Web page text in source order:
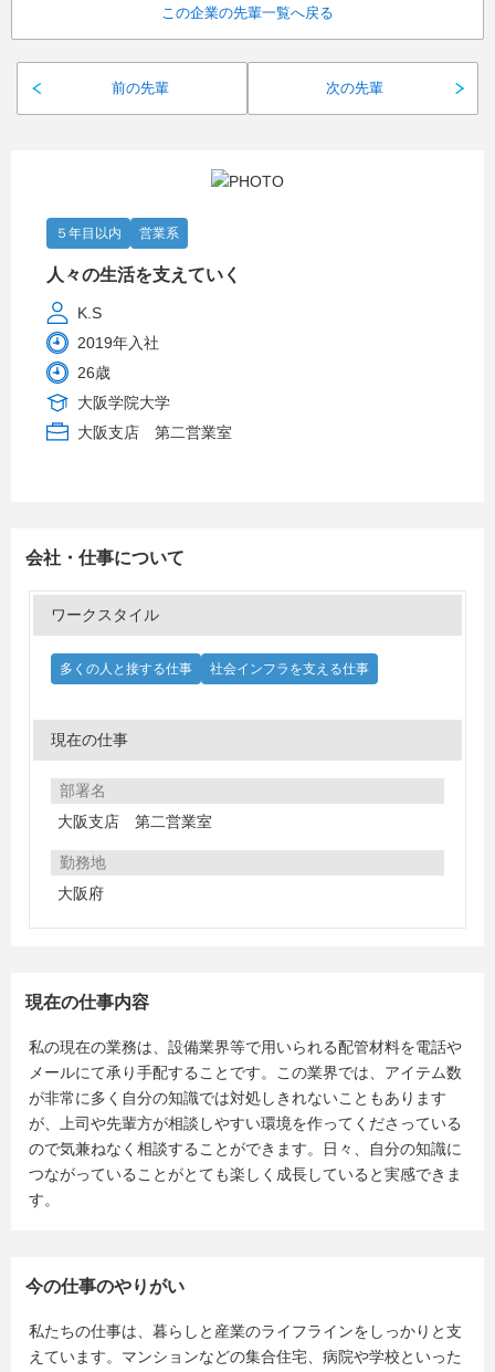
前の先輩
この企業の先輩一覧へ戻る
次の先輩
５年目以内 営業系
人々の生活を支えていく
K.S
2019年入社
26歳
大阪学院大学
大阪支店 第二営業室
会社・仕事について
ワークスタイル
多くの人と接する仕事 社会インフラを支える仕事
現在の仕事
部署名
大阪支店 第二営業室
勤務地
大阪府
現在の仕事内容
私の現在の業務は、設備業界等で用いられる配管材料を電話や
メールにて承り手配することです。この業界では、アイテム数
が非常に多く自分の知識では対処しきれないこともあります
が、上司や先輩方が相談しやすい環境を作ってくださっている
ので気兼ねなく相談することができます。日々、自分の知識に
つながっていることがとても楽しく成長していると実感できま
す。
今の仕事のやりがい
私たちの仕事は、暮らしと産業のライフラインをしっかりと支
えています。マンションなどの集合住宅、病院や学校といった